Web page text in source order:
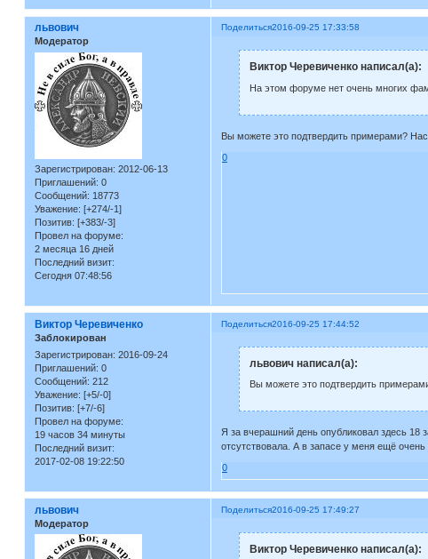
Поделиться2016-09-25 17:33:58
львович
Модератор
Зарегистрирован: 2012-06-13
Приглашений: 0
Сообщений: 18773
Уважение: [+274/-1]
Позитив: [+383/-3]
Провел на форуме:
2 месяца 16 дней
Последний визит:
Сегодня 07:48:56
Виктор Черевиченко написал(а):
На этом форуме нет очень многих
Вы можете это подтвердить примерами?
0
Поделиться2016-09-25 17:44:52
Виктор Черевиченко
Заблокирован
Зарегистрирован: 2016-09-24
Приглашений: 0
Сообщений: 212
Уважение: [+5/-0]
Позитив: [+7/-6]
Провел на форуме:
19 часов 34 минуты
Последний визит:
2017-02-08 19:22:50
львович написал(а):
Вы можете это подтвердить
Я за вчерашний день опубликовал здесь
отсутствовала. А в запасе у меня ещё
0
Поделиться2016-09-25 17:49:27
львович
Модератор
Виктор Черевиченко написал(а):